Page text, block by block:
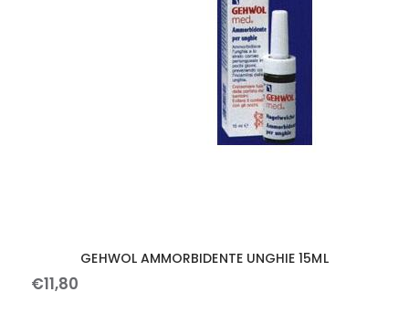
GEHWOL AMMORBIDENTE UNGHIE 15ML
€11,80